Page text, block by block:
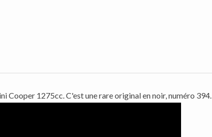
Cooper 1275cc. C'est une rare original en noir, numéro 394.